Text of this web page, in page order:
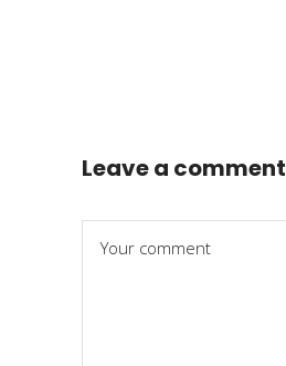
Leave a comment